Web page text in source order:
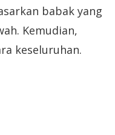
babak yang
Kemudian,
keseluruhan.